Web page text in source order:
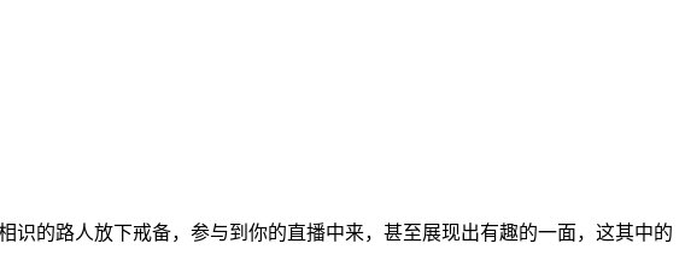
的路人放下戒备，参与到你的直播中来，甚至展现出有趣的一面，这其中的